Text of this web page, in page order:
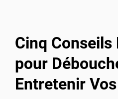
Cinq
pour
Entretenir